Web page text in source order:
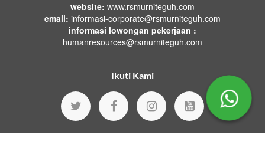
website: www.rsmurniteguh.com
email: informasi-corporate@rsmurniteguh.com
informasi lowongan pekerjaan :
humanresources@rsmurniteguh.com
Ikuti Kami